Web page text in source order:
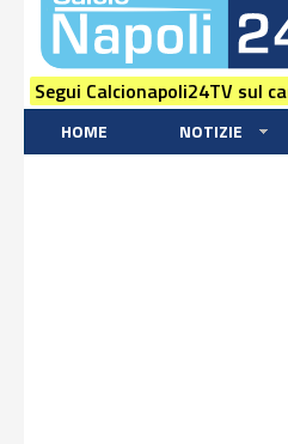
Segui Calcionapoli24TV sul
HOME NOTIZIE